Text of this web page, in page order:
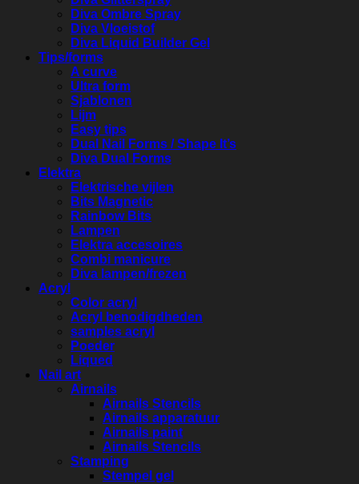
Diva Ombre Spray
Diva Vloeistof
Diva Liquid Builder Gel
Tips/forms
A curve
Ultra form
Sjablonen
Lijm
Easy tips
Dual Nail Forms / Shape It’s
Diva Dual Forms
Elektra
Elektrische vijlen
Bits Magnetic
Rainbow Bits
Lampen
Elektra accesoires
Combi manicure
Diva lampen/frezen
Acryl
Color acryl
Acryl benodigdheden
samples acryl
Poeder
Liqued
Nail art
Airnails
Airnails Stencils
Airnails apparatuur
Airnails paint
Airnails Stencils
Stamping
Stempel gel